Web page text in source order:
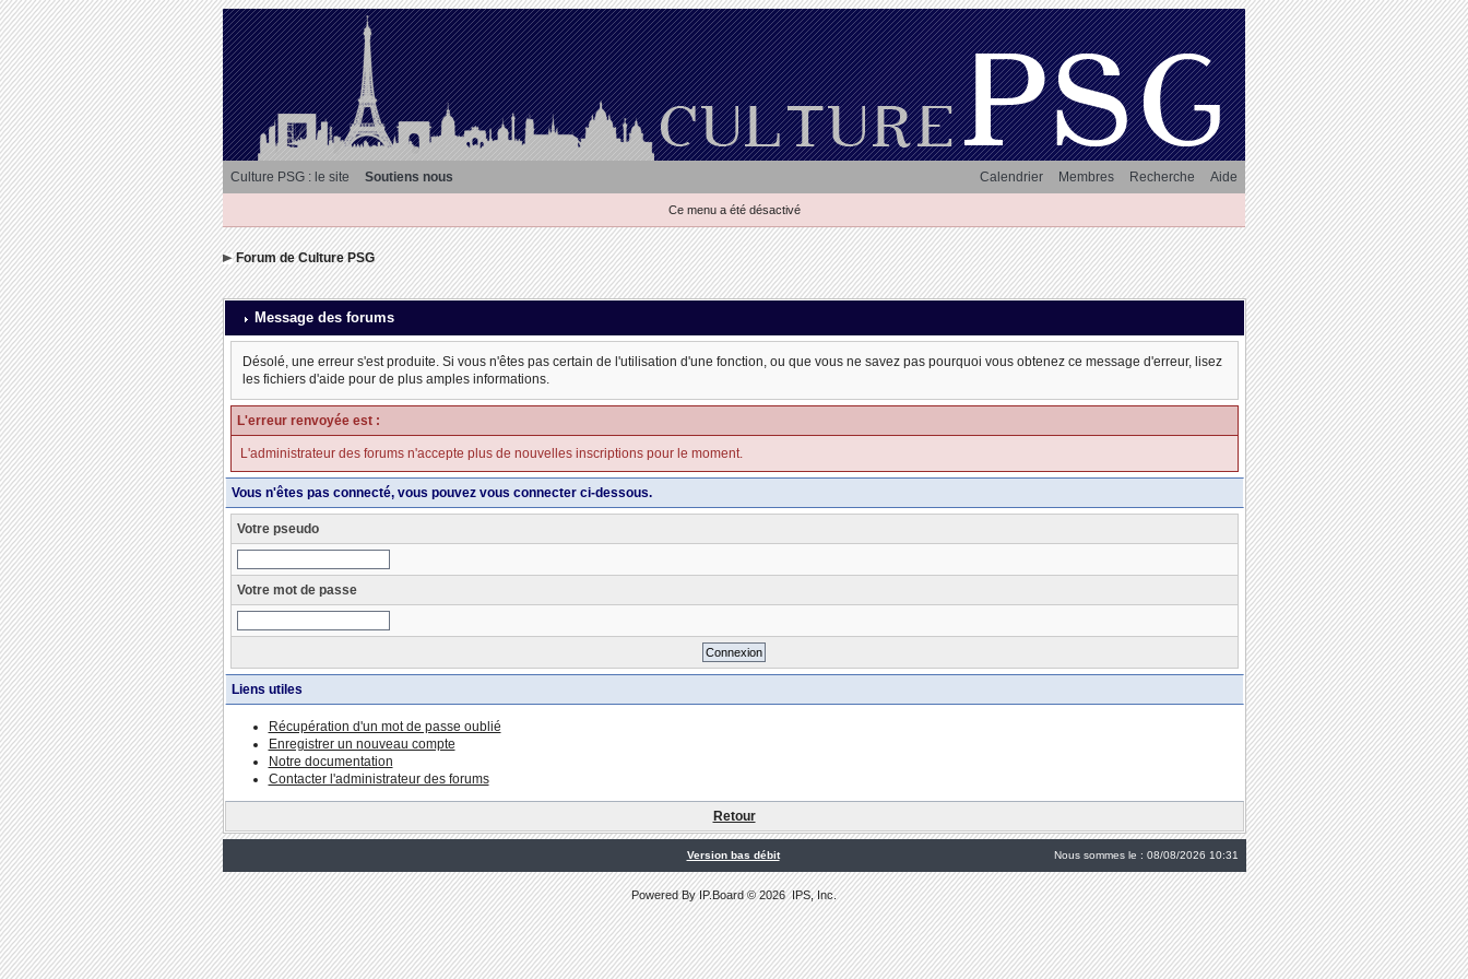
Culture PSG : le site Soutiens nous Aide
Recherche
Membres
Calendrier
Ce menu a été désactivé
Forum de Culture PSG
Message des forums
Désolé, une erreur s'est produite. Si vous n'êtes pas certain de l'utilisation d'une fonction, ou que vous ne savez pas pourquoi vous obtenez ce message d'erreur, lisez
les fichiers d'aide pour de plus amples informations.
L'erreur renvoyée est :
L'administrateur des forums n'accepte plus de nouvelles inscriptions pour le moment.
Vous n'êtes pas connecté, vous pouvez vous connecter ci-dessous.
Votre pseudo
Votre mot de passe
Liens utiles
Récupération d'un mot de passe oublié
Enregistrer un nouveau compte
Notre documentation
Contacter l'administrateur des forums
Retour
Version bas débit Nous sommes le : 08/08/2026 10:31
Powered ByIP.Board© 2026IPS, Inc.